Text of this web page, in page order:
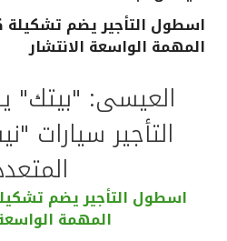
القنوات المصرفية
خدمات ما بعد البيع
اتصل بنا
اسطول التأجير يضم تشكيلة
المهمة الواسعة الانتشار
العيسى: "بيتك"
التأجير سيارات
اسطول التأجير يضم
المهمة